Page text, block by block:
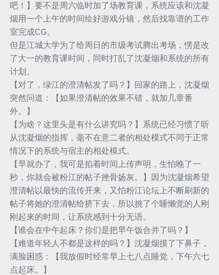
吧！】要不是周六临时加了场教育课，系统应该和沈凝
烟用一个上午的时间绘好游戏分镜，然后找靠谱的工作
室完成CG。
但是江城大学为了给周日的市级考试腾出考场，愣是改
了大一的教育课时间，同时打乱了沈凝烟和系统的所有
计划。
【对了，绿江的澄清帖发了吗？】回家的路上，沈凝烟
突然问道：【如果澄清帖的效果不错，就加几章番
外。】
【为啥？这里头是有什么讲究吗？】系统已经习惯了听
从沈凝烟的指挥，毫不在意二者的相处模式不同于正常
情况下的系统与宿主的相处模式。
【早就办了，我可是掐着时间上传声明，生怕晚了一
秒，你就会被粉江的帖子挫骨扬灰。】因为沈凝烟希望
澄清帖以最快的流传开来，又怕粉江论坛上不断刷新的
帖子将她的澄清帖给挤下去，所以挑了个睡懒觉的人刚
刚起来的时间，让系统感到十分无语。
【谁会在中午起床？你们是把早午饭合并了吗？】
【难道年轻人不都是这样的吗？】沈凝烟摸了下鼻子，
满脸困惑：【我放假时经常早上七八点睡觉，下午六七
点起床。】